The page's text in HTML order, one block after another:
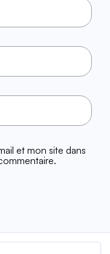
et mon site dans